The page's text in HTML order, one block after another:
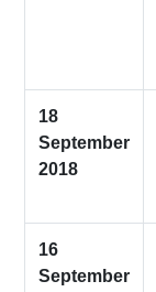
18
September
2018
16
September